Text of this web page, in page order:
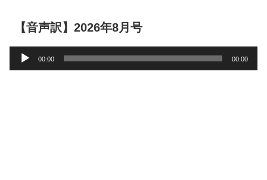
【音声訳】2026年8月号
声
00:00 00:00